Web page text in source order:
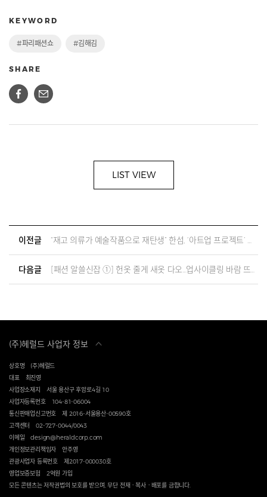
KEYWORD
#파리패션쇼 #김해김
SHARE
LIST VIEW
이전글 “재고 의류가 예술작품으로 재탄생” 한섬, ‘아트업 프로젝트’ 공개
다음글 [패션 알쓸신잡 ①] 헌옷 줄게 새옷 다오…업사이클링 바람 뜨겁네
(주)헤럴드 사업자 정보
상호명
(주)헤럴드
대표
최진영
사업장소재지
서울 용산구 후암로4길 10
사업자등록번호
104-81-06004
통신판매업신고번호
제 2016-서울용산-00590호
고객센터
02-727-0044/0043
이메일
design@heraldcorp.com
개인정보관리책임자
안주영
관광사업자 등록번호
제2017-000030호
영업보증보험
2억원 가입
모든 콘텐츠는 저작권법의 보호를 받으며, 무단 전재ㆍ복사ㆍ배포를 금합니다.